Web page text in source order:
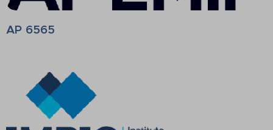
AP 6565